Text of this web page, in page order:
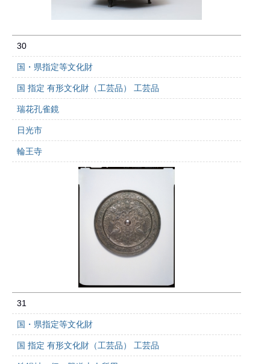
30
国・県指定等文化財
国 指定 有形文化財（工芸品） 工芸品
瑞花孔雀鏡
日光市
輪王寺
31
国・県指定等文化財
国 指定 有形文化財（工芸品） 工芸品